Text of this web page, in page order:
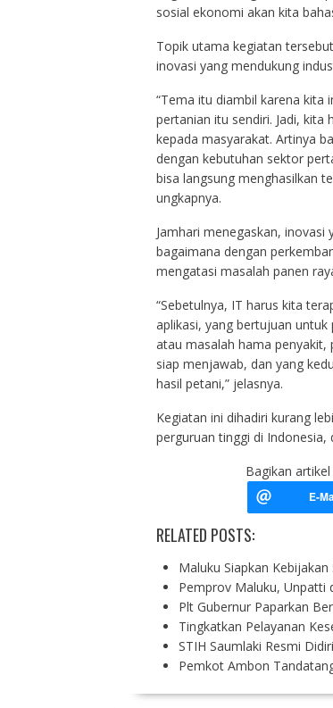
sosial ekonomi akan kita
Topik utama kegiatan
inovasi yang mendukung
“Tema itu diambil karena kita
pertanian itu sendiri. Jadi, kita
kepada masyarakat. Artinya
dengan kebutuhan sektor
bisa langsung menghasilkan
ungkapnya.
Jamhari menegaskan,
bagaimana dengan
mengatasi masalah panen
“Sebetulnya, IT harus kita
aplikasi, yang bertujuan
atau masalah hama penyakit,
siap menjawab, dan yang
hasil petani,” jelasnya.
Kegiatan ini dihadiri kurang
perguruan tinggi di Indonesia,
Bagikan artikel
RELATED POSTS:
Maluku Siapkan
Pemprov Maluku, Unpatti
Plt Gubernur Paparkan
Tingkatkan Pelayanan
STIH Saumlaki Resmi
Pemkot Ambon